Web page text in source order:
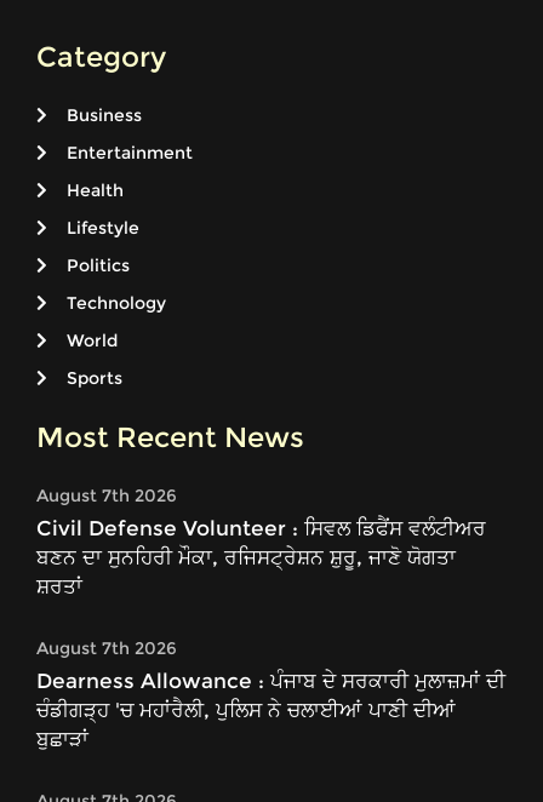
Category
Business
Entertainment
Health
Lifestyle
Politics
Technology
World
Sports
Most Recent News
August 7th 2026
Civil Defense Volunteer : ਸਿਵਲ ਡਿਫੈਂਸ ਵਲੰਟੀਅਰ
ਬਣਨ ਦਾ ਸੁਨਹਿਰੀ ਮੌਕਾ, ਰਜਿਸਟ੍ਰੇਸ਼ਨ ਸ਼ੁਰੂ, ਜਾਣੋ ਯੋਗਤਾ
ਸ਼ਰਤਾਂ
August 7th 2026
Dearness Allowance : ਪੰਜਾਬ ਦੇ ਸਰਕਾਰੀ ਮੁਲਾਜ਼ਮਾਂ ਦੀ
ਚੰਡੀਗੜ੍ਹ 'ਚ ਮਹਾਂਰੈਲੀ, ਪੁਲਿਸ ਨੇ ਚਲਾਈਆਂ ਪਾਣੀ ਦੀਆਂ
ਬੁਛਾੜਾਂ